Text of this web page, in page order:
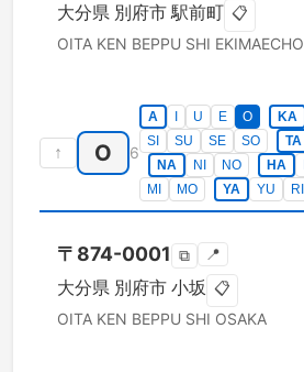
大分県 別府市 駅前町 📋
OITA KEN BEPPU SHI EKIMAECHO
↑ O 6
A U E O KA
SI
SU SE SO TA
NA
NI NO HA
MI
MO YA YU RI
〒 874-0001 ⧉ 📍
大分県 別府市 小坂 📋
OITA KEN BEPPU SHI OSAKA